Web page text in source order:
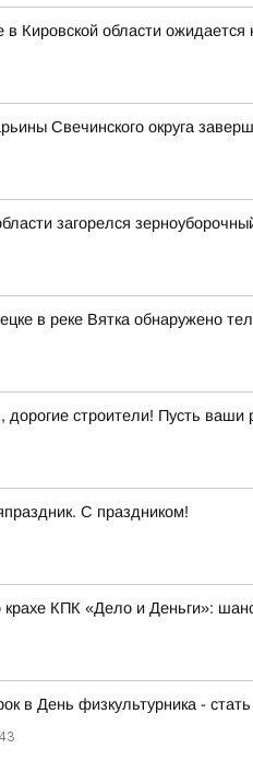
в Кировской области
Свечинского округа
загорелся
в реке Вятка обнаружено
дорогие строители! Пусть
С праздником!
КПК «Дело и Деньги»:
в День физкультурника -